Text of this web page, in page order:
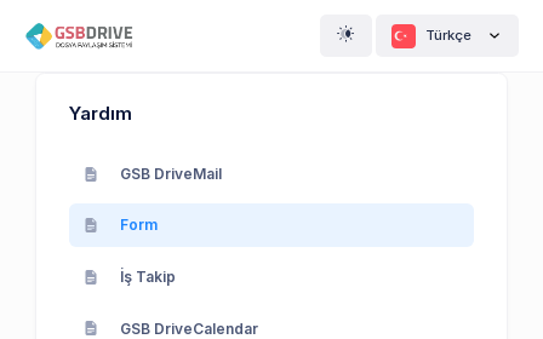
Türkçe
Yardım
GSB DriveMail
Form
İş Takip
GSB DriveCalendar